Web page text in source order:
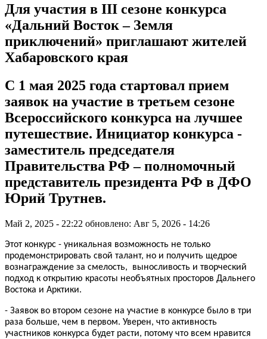
Для участия в III сезоне конкурса
«Дальний Восток – Земля
приключений» приглашают жителей
Хабаровского края
С 1 мая 2025 года стартовал прием
заявок на участие в третьем сезоне
Всероссийского конкурса на лучшее
путешествие. Инициатор конкурса -
заместитель председателя
Правительства РФ – полномочный
представитель президента РФ в ДФО
Юрий Трутнев.
Май 2, 2025 - 22:22 обновлено: Авг 5, 2026 - 14:26
Этот конкурс - уникальная возможность не только
продемонстрировать свой талант, но и получить щедрое
вознаграждение за смелость, выносливость и творческий
подход к открытию красоты необъятных просторов Дальнего
Востока и Арктики.
- Заявок во втором сезоне на участие в конкурсе было в три
раза больше, чем в первом. Уверен, что активность
участников конкурса будет расти, потому что всем нравится